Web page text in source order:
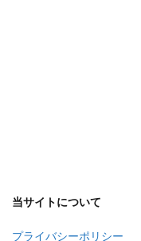
当サイトについて
プライバシーポリシー